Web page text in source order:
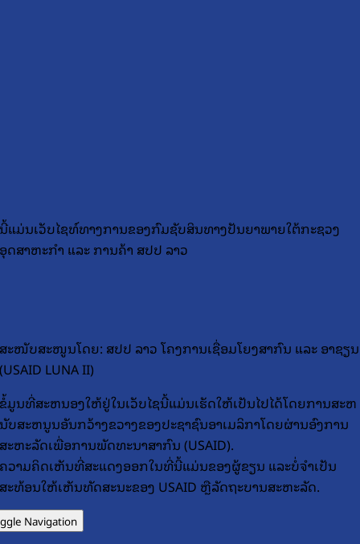
ນີ້ແມ່ນເວັບໄຊທ໌ທາງການຂອງກົມຊັບສິນທາງປັນຍາພາຍໃຕ້ກະຊວງ
ອຸດສາຫະກຳ ແລະ ການຄ້າ ສປປ ລາວ
ສະໜັບສະໜູນໂດຍ: ສປປ ລາວ ໂຄງການເຊື່ອມໂຍງສາກົນ ແລະ ອາຊຽນ
(USAID LUNA II)
ຂໍ້​ມູນ​ທີ່​ສະ​ຫນອງ​ໃຫ້​ຢູ່​ໃນ​ເວັບ​ໄຊ​ນີ້​ແມ່ນ​ເຮັດ​ໃຫ້​ເປັນ​ໄປ​ໄດ້​ໂດຍ​ການ​ສະ​ຫ
ນັບ​ສະ​ຫນູນ​ອັນ​ກວ້າງ​ຂວາງ​ຂອງ​ປະ​ຊາ​ຊົນ​ອາ​ເມລິ​ກາ​ໂດຍ​ຜ່ານ​ອົງ​ການ​
ສະ​ຫະ​ລັດ​ເພື່ອ​ການ​ພັດ​ທະ​ນາ​ສາ​ກົນ (USAID).
ຄວາມຄິດເຫັນທີ່ສະແດງອອກໃນທີ່ນີ້ແມ່ນຂອງຜູ້ຂຽນ ແລະບໍ່ຈໍາເປັນ
ສະທ້ອນໃຫ້ເຫັນທັດສະນະຂອງ USAID ຫຼືລັດຖະບານສະຫະລັດ.
Navigation